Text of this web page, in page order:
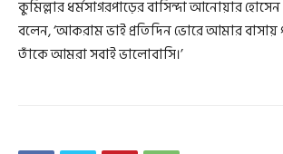
কুমিল্লার ধর্মসাগরপাড়ের বাসিন্দা আনোয়ার
বলেন, ‘আকরাম ভাই প্রতিদিন ভোরে আমার বাসায়
তাঁকে আমরা সবাই ভালোবাসি।’